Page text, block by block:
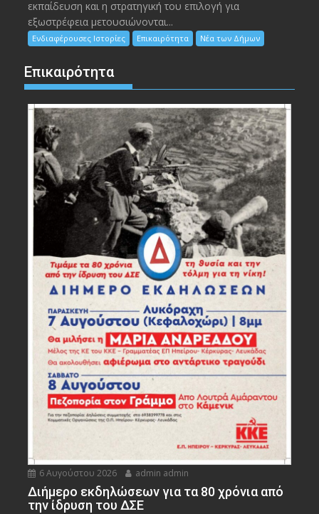
εκπαίδευση και η στρατηγική του επιλογή για
εξωστρέφεια μετουσιώνονται...
Ενδιαφέρουσες Ιστορίες Επικαιρότητα Νέα των Δήμων
Επικαιρότητα
6 Αυγούστου 2026 admin admin
Διήμερο εκδηλώσεων για τα 80 χρόνια από
την ίδρυση του ΔΣΕ